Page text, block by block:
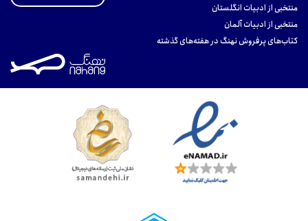
منتخبی از ادبیات انگلستان
منتخبی از ادبیات آلمان
کتاب‌های پرفروش نهنگ در هفته‌های گذشته